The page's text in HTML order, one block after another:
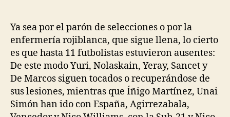
Ya sea por el parón de selecciones o por la
enfermería rojiblanca, que sigue llena, lo cierto
es que hasta 11 futbolistas estuvieron ausentes:
De este modo Yuri, Nolaskain, Yeray, Sancet y
De Marcos siguen tocados o recuperándose de
sus lesiones, mientras que Íñigo Martínez, Unai
Simón han ido con España, Agirrezabala,